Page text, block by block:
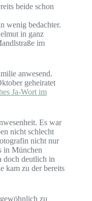
beide schon
wenig bedachter.
in ganz
im
anwesend.
geheiratet
Ja-Wort im
Es war
nicht schlecht
nicht nur
in München
doch deutlich in
kam zu der bereits
zu